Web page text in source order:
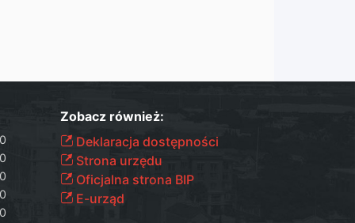
Zobacz również:
Deklaracja dostępności
Strona urzędu
Oficjalna strona BIP
E-urząd